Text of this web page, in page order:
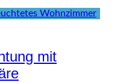
mit